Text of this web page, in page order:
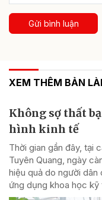
Gửi bình luận
XEM THÊM BẢN
Không sợ thất
hình kinh tế
Thời gian gần đây, tại
Tuyên Quang, ngày
hiệu quả do người
ứng dụng khoa học kỹ